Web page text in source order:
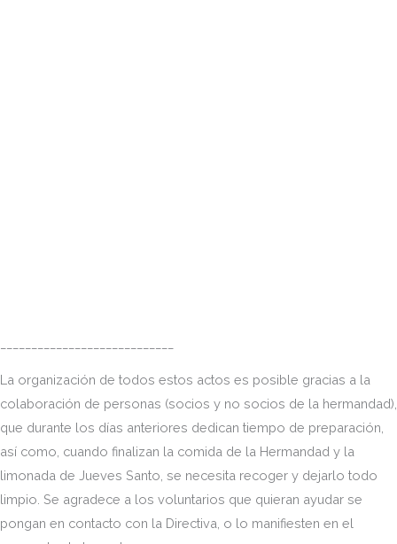
La organización de todos estos actos es posible gracias a la
colaboración de personas (socios y no socios de la hermandad),
que durante los días anteriores dedican tiempo de preparación,
así como, cuando finalizan la comida de la Hermandad y la
limonada de Jueves Santo, se necesita recoger y dejarlo todo
limpio. Se agradece a los voluntarios que quieran ayudar se
pongan en contacto con la Directiva, o lo manifiesten en el